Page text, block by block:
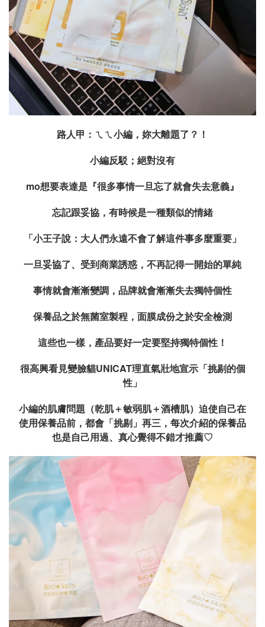
路人甲：ㄟㄟ小編，妳大離題了？！
小編反駁；絕對沒有
mo想要表達是『很多事情一旦忘了就會失去意義』
忘記跟妥協，有時候是一種類似的情緒
「小王子說：大人們永遠不會了解這件事多麼重要」
一旦妥協了、受到商業誘惑，不再記得一開始的單純
事情就會漸漸變調，品牌就會漸漸失去獨特個性
保養品之於無菌室製程，面膜成份之於安全檢測
這些也一樣，產品要好一定要堅持獨特個性！
很高興看見變臉貓UNICAT理直氣壯地宣示「挑剔的個
性」
小編的肌膚問題（乾肌＋敏弱肌＋酒槽肌）迫使自己在
使用保養品前，都會「挑剔」再三，每次介紹的保養品
也是自己用過、真心覺得不錯才推薦♡